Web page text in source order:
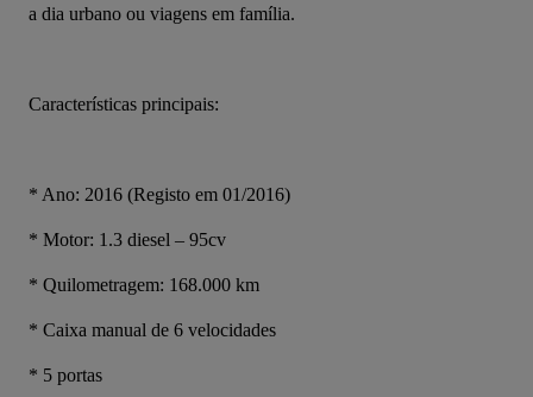
a dia urbano ou viagens em família.
Características principais:
* Ano: 2016 (Registo em 01/2016)
* Motor: 1.3 diesel – 95cv
* Quilometragem: 168.000 km
* Caixa manual de 6 velocidades
* 5 portas